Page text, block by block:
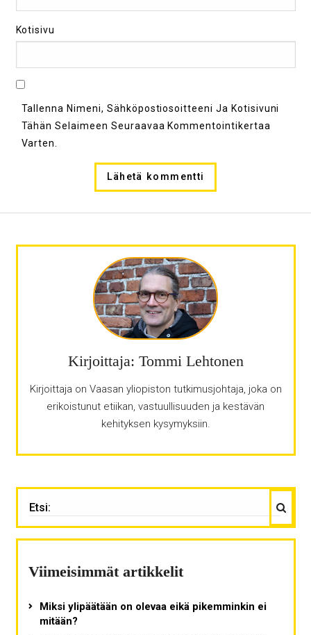
Kotisivu
Tallenna Nimeni, Sähköpostiosoitteeni Ja Kotisivuni
Tähän Selaimeen Seuraavaa Kommentointikertaa
Varten.
Kirjoittaja: Tommi Lehtonen
Kirjoittaja on Vaasan yliopiston tutkimusjohtaja, joka on
erikoistunut etiikan, vastuullisuuden ja kestävän
kehityksen kysymyksiin.
Haku
Viimeisimmät artikkelit
Miksi ylipäätään on olevaa eikä pikemminkin ei
mitään?